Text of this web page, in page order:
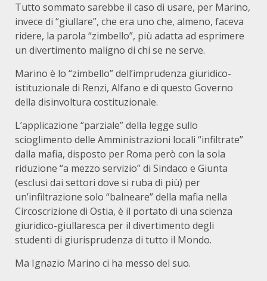
Tutto sommato sarebbe il caso di usare, per Marino,
invece di “giullare”, che era uno che, almeno, faceva
ridere, la parola “zimbello”, più adatta ad esprimere
un divertimento maligno di chi se ne serve.
Marino è lo “zimbello” dell’imprudenza giuridico-
istituzionale di Renzi, Alfano e di questo Governo
della disinvoltura costituzionale.
L’applicazione “parziale” della legge sullo
scioglimento delle Amministrazioni locali “infiltrate”
dalla mafia, disposto per Roma però con la sola
riduzione “a mezzo servizio” di Sindaco e Giunta
(esclusi dai settori dove si ruba di più) per
un’infiltrazione solo “balneare” della mafia nella
Circoscrizione di Ostia, è il portato di una scienza
giuridico-giullaresca per il divertimento degli
studenti di giurisprudenza di tutto il Mondo.
Ma Ignazio Marino ci ha messo del suo.